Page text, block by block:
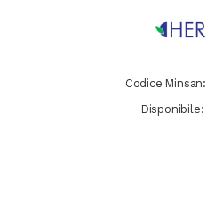
Codice Minsan:
Disponibile: